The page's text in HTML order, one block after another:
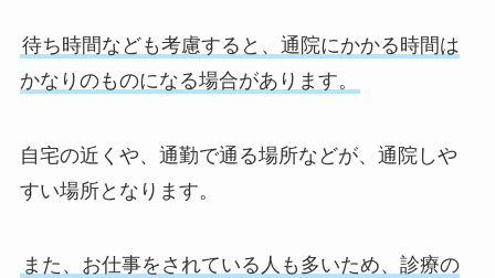
待ち時間なども考慮すると、通院にかかる時間は
かなりのものになる場合があります。
自宅の近くや、通勤で通る場所などが、通院しや
すい場所となります。
また、お仕事をされている人も多いため、診療の